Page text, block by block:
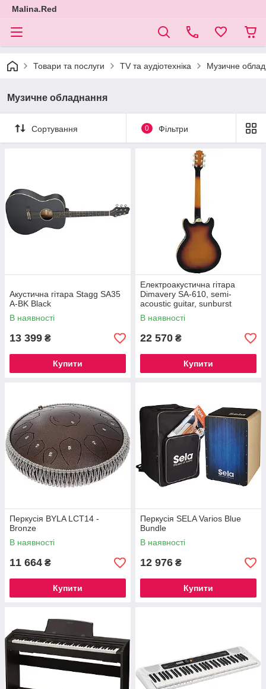
Malina.Red
Товари та послуги TV та аудіотехніка Музичне
Музичне обладнання
Сортування 0 Фільтри
Акустична гітара Stagg SA35
A-BK Black
В наявності
13 399 ₴
Купити
Електроакустична гітара
Dimavery SA-610, semi-
acoustic guitar, sunburst
В наявності
22 570 ₴
Купити
Перкусія BYLA LCT14 -
Bronze
В наявності
11 664 ₴
Купити
Перкусія SELA Varios Blue
Bundle
В наявності
12 976 ₴
Купити